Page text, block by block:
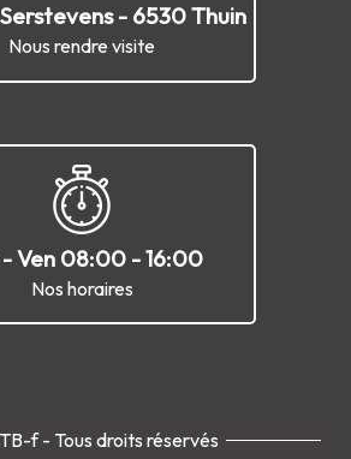
- 6530 Thuin
Nous rendre visite
- Ven 08:00 - 16:00
Nos horaires
f - Tous droits réservés